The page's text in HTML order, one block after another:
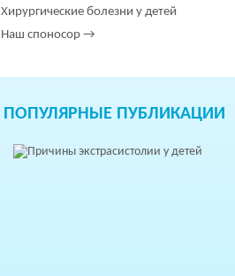
Хирургические болезни у детей
Наш споносор →
ПОПУЛЯРНЫЕ ПУБЛИКАЦИИ